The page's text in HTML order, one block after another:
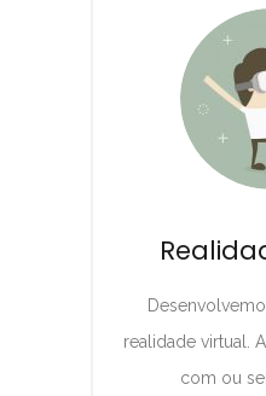
realidade virtual.
com ou